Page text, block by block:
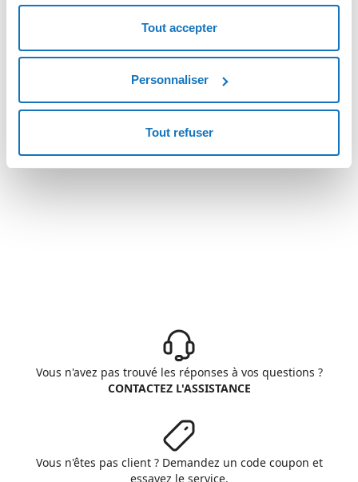
Tout accepter
Personnaliser
Tout refuser
Vous n'avez pas trouvé les réponses à vos questions ?
CONTACTEZ L'ASSISTANCE
Vous n'êtes pas client ? Demandez un code coupon et
essayez le service.